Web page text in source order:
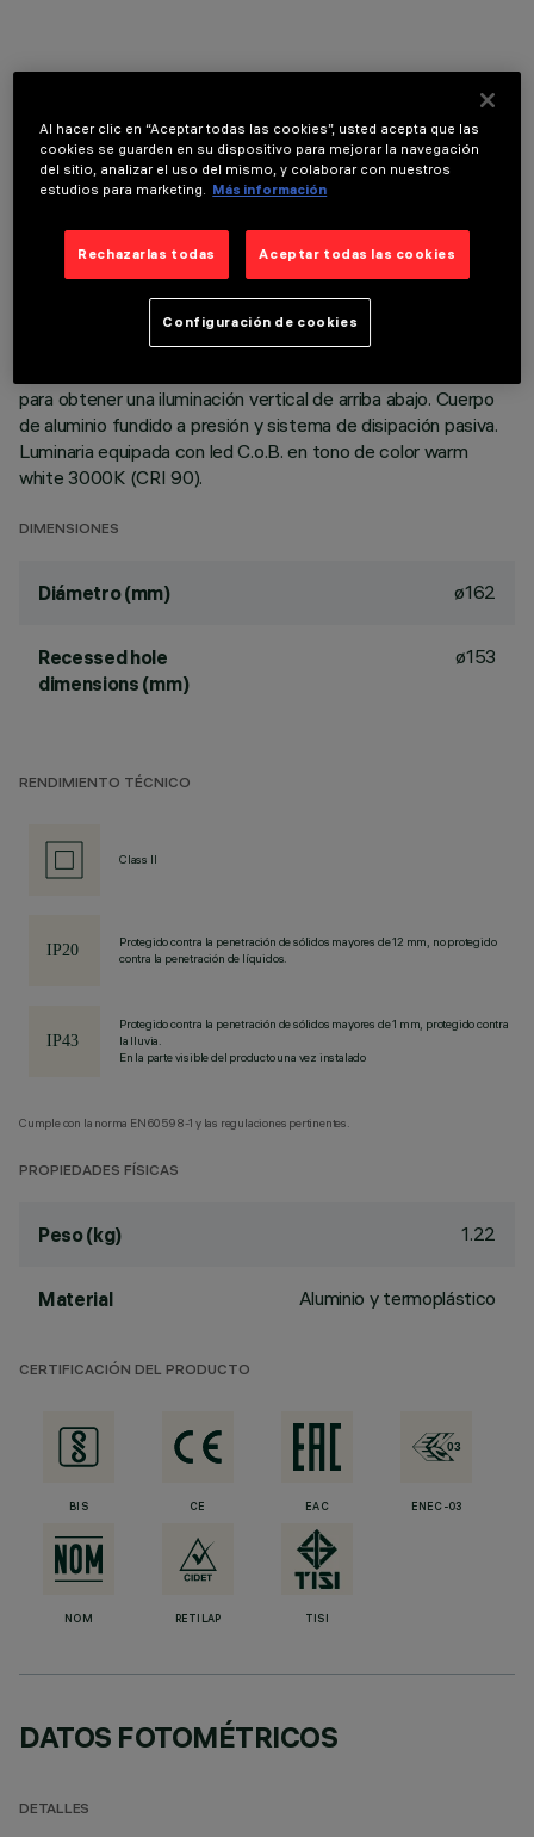
DATOS TÉCNICOS
ÚLTIMA ACTUALIZACIÓN: 07/08/2026
DESCRIPCIÓN
Luminaria circular wall-washer empotrable para usar con
lámpara LED de tecnología C.o.B. Versión con marco para
instalación en apoyo. Reflector metalizado con vapor de
para obtener una iluminación vertical de arriba abajo. Cuerpo
de aluminio fundido a presión y sistema de disipación pasiva.
Luminaria equipada con led C.o.B. en tono de color warm
white 3000K (CRI 90).
DIMENSIONES
Diámetro (mm) ø162
Recessed hole
dimensions (mm)
ø153
RENDIMIENTO TÉCNICO
Class II
Protegido contra la penetración de sólidos mayores de 12 mm, no protegido
contra la penetración de líquidos.
Protegido contra la penetración de sólidos mayores de 1 mm, protegido contra
la lluvia.
En la parte visible del producto una vez instalado
Cumple con la norma EN60598-1 y las regulaciones pertinentes.
PROPIEDADES FÍSICAS
Peso (kg) 1.22
Material Aluminio y termoplástico
CERTIFICACIÓN DEL PRODUCTO
BIS CE EAC ENEC-03
NOM RETILAP TISI
DATOS FOTOMÉTRICOS
DETALLES
Al hacer clic en “Aceptar todas las cookies”, usted acepta que las
cookies se guarden en su dispositivo para mejorar la navegación
del sitio, analizar el uso del mismo, y colaborar con nuestros
estudios para marketing.
Más información
Rechazarlas todas Aceptar todas las cookies
Configuración de cookies